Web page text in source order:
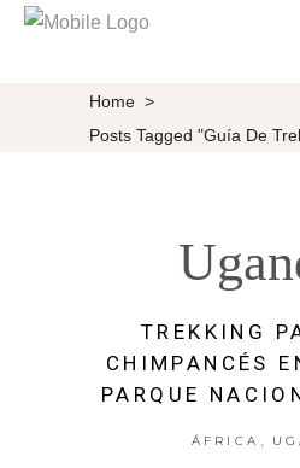
Home >
Posts Tagged "Guía De
TREKKING
CHIMPANCÉS
PARQUE
ÁFRICA